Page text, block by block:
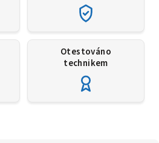
Otestováno
technikem